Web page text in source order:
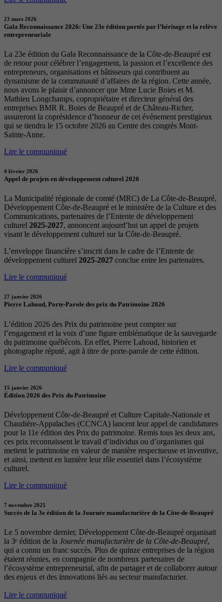
23 mars 2026
Gala Reconnaissance 2026: Une 23e édition portée par l’héritage et la relève
entrepreneuriale
La 23e édition du Gala Reconnaissance de la Côte-de-Beaupré est
de retour pour célébrer l’engagement, la passion et l’excellence des
entrepreneurs, organisations et bâtisseurs qui contribuent au
dynamisme de la communauté d’affaires de la région. Cette année,
nous avons le plaisir d’annoncer que Mme Lucie Boies et M.
Mathieu Longchamps, copropriétaire et directeur général des
entreprises BMR R. Boies de Beaupré et de Château-Richer,
assureront la coprésidence d’honneur de cet événement prestigieux
qui se tiendra le 15 octobre 2026 au Centre des congrès Mont-
Sainte-Anne.
Lire le communiqué
4 février 2026
Appel de projets en développement culturel 2026
La Municipalité régionale de comté (MRC) de La Côte-de-Beaupré,
Développement Côte-de-Beaupré et le ministère de la Culture et des
Communications, partenaires de l’Entente de développement
culturel 2025-2027, annoncent aujourd’hui un appel de projets
visant le développement culturel sur la Côte-de-Beaupré.
L’enveloppe financière s’inscrit dans le cadre de l’Entente de
développement culturel 2025-2027 conclue entre les partenaires.
Lire le communiqué
27 janvier 2026
Pierre Lahoud, Porte-Parole des prix du Patrimoine 2026
L’édition 2026 des Prix du patrimoine peut compter sur
l’engagement et la voix d’une figure emblématique de la sauvegarde
du patrimoine québécois. En effet, Pierre Lahoud, historien et
photographe réputé, agit à titre de porte-parole de cette édition.
Lire le communiqué
15 janvier 2026
Édition 2026 des Prix du Patrimoine
Développement Côte-de-Beaupré et Culture Capitale-Nationale et
Chaudière-Appalaches (CCNCA) lancent leur appel de candidatures
pour la 11e édition des Prix du patrimoine. Remis tous les deux ans,
ces prix reconnaissent le travail d’individus ou d’organismes qui
mettent le patrimoine en valeur de manière respectueuse et inventive,
et ainsi, mettent en lumière leur rôle essentiel dans l’écosystème
culturel.
Lire le communiqué
7 novembre 2025
Succès de la 3e édition de la Journée manufacturière de la Côte-de-Beaupré
Le 5 novembre dernier, Développement Côte-de-Beaupré organisait
la 3ᵉ édition de la Journée manufacturière de la Côte-de-Beaupré,
qui a connu un franc succès. Plus de quinze entreprises de la région
étaient réunies, en compagnie de nombreux partenaires de
l’écosystème entrepreneurial, afin de partager et de collaborer autour
des enjeux et des innovations liés au secteur manufacturier.
Lire le communiqué